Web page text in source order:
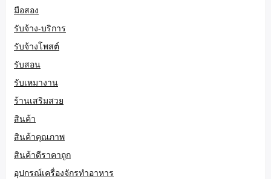
มือสอง
รับจ้าง-บริการ
รับจ้างโพสต์
รับสอน
รับเหมางาน
ร้านเสริมสวย
สินค้า
สินค้าคุณภาพ
สินค้าดีราคาถูก
อุปกรณ์เครื่องจักรทำอาหาร